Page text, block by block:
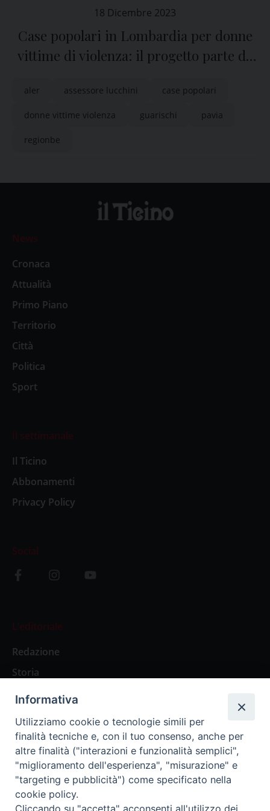
18 Dicembre 2023
Case popolari in Lombardia per donne
vittime di violenza: il progetto parte da
aler assessore lucchini case popolari
donne vittime violenza guarischi pavia
regionbe
News
Cronaca
Attualità
Primo Piano
Territorio
Città
Politica
Sport
Il settimanale
Il Ticino
Abbonamenti
Privacy Policy
Social
L’editoriale
Redazione
Storia
Abbonamenti
Abbonamento Annuale Digitale
Abbonamento Annuale Cartaceo
Abbonamento Singola Copia Digitale
Informativa
Utilizziamo cookie o tecnologie simili per
finalità tecniche e, con il tuo consenso, anche per
altre finalità ("interazioni e funzionalità semplici",
"miglioramento dell'esperienza", "misurazione" e
"targeting e pubblicità") come specificato nella
cookie policy.